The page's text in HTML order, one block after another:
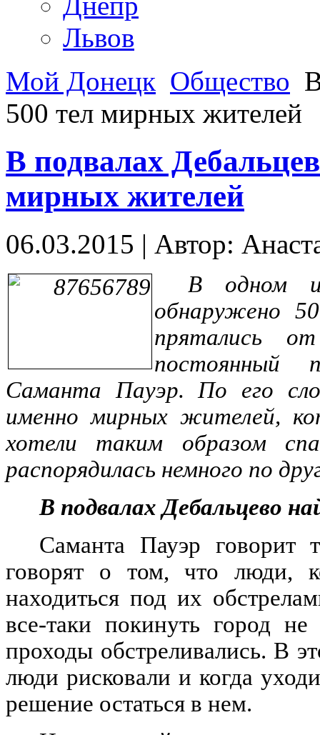
Львов
Мой Донецк Общество
500 тел мирных жителей
В подвалах
мирных жителей
06.03.2015 | Автор:
В одном
обнаружено
прятались
Саманта Пауэр. По его
именно мирных жителей,
хотели таким образом
распорядилась немного по
В подвалах Дебальцево
Саманта Пауэр
говорят о том, что люди,
находиться под их
все-таки покинуть город
проходы обстреливались. В
люди рисковали и когда
решение остаться в нем.